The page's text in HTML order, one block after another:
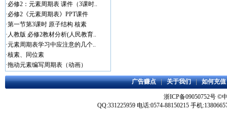
·必修2：元素周期表 课件（3课时..
·必修2《元素周期表》PPT课件
·第一节第3课时 原子结构 核素
· 人教版 必修2教材分析(人民教育..
·元素周期表学习中应注意的几个..
·核素、同位素
·拖动元素编写周期表（动画）
广告赚点|关于我们|如何充值
浙ICP备09050752号 ©
QQ:331225959 电话:0574-88150215 手机